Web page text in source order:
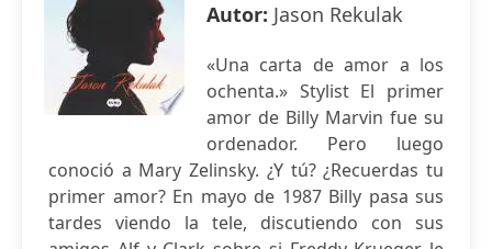
Autor: Jason Rekulak
«Una carta de amor a los
ochenta.» Stylist El primer
amor de Billy Marvin fue su
ordenador. Pero luego
conoció a Mary Zelinsky. ¿Y tú? ¿Recuerdas tu
primer amor? En mayo de 1987 Billy pasa sus
tardes viendo la tele, discutiendo con sus